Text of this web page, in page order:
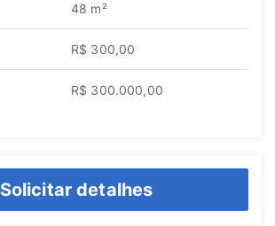
48 m²
R$ 300,00
R$ 300.000,00
Solicitar detalhes